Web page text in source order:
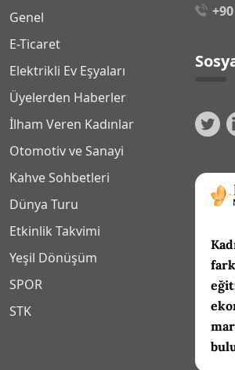
Genel
E-Ticaret
Elektrikli Ev Eşyaları
Üyelerden Haberler
İlham Veren Kadınlar
Otomotiv ve Sanayi
Kahve Sohbetleri
Dünya Turu
Etkinlik Takvimi
Yeşil Dönüşüm
SPOR
STK